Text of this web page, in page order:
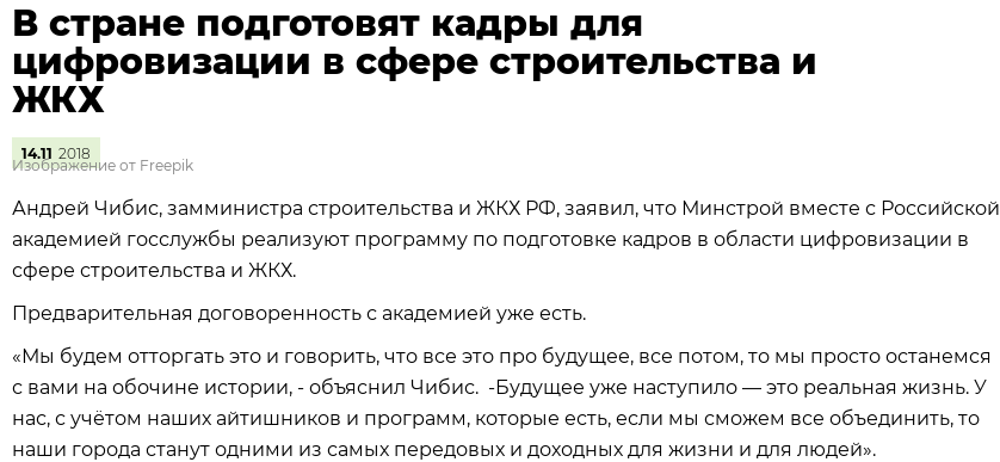
В стране подготовят кадры для
цифровизации в сфере строительства и
ЖКХ
14.11 2018
Изображение от Freepik
Андрей Чибис, замминистра строительства и ЖКХ РФ, заявил, что Минстрой вместе с Российской
академией госслужбы реализуют программу по подготовке кадров в области цифровизации в
сфере строительства и ЖКХ.
Предварительная договоренность с академией уже есть.
«Мы будем отторгать это и говорить, что все это про будущее, все потом, то мы просто останемся
с вами на обочине истории, - объяснил Чибис. -Будущее уже наступило — это реальная жизнь. У
нас, с учётом наших айтишников и программ, которые есть, если мы сможем все объединить, то
наши города станут одними из самых передовых и доходных для жизни и для людей».